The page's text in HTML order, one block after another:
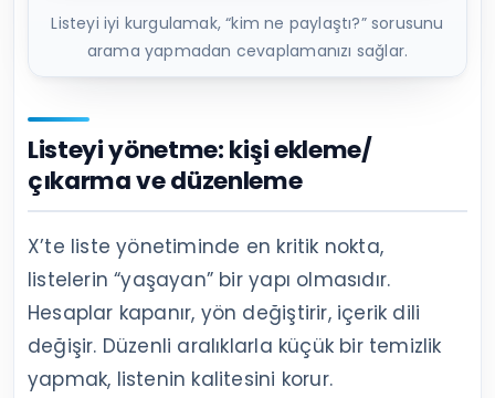
Listeyi iyi kurgulamak, “kim ne paylaştı?” sorusunu
arama yapmadan cevaplamanızı sağlar.
Listeyi yönetme: kişi ekleme/
çıkarma ve düzenleme
X’te liste yönetiminde en kritik nokta,
listelerin “yaşayan” bir yapı olmasıdır.
Hesaplar kapanır, yön değiştirir, içerik dili
değişir. Düzenli aralıklarla küçük bir temizlik
yapmak, listenin kalitesini korur.